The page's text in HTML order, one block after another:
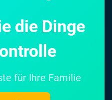
die Dinge
für Ihre Familie